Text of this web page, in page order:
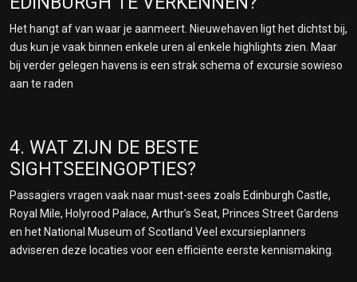
Het hangt af van waar je aanmeert. Nieuwehaven ligt het dichtst bij,
dus kun je vaak binnen enkele uren al enkele highlights zien. Maar
bij verder gelegen havens is een strak schema of excursie sowieso
aan te raden
4. WAT ZIJN DE BESTE
SIGHTSEEINGOPTIES?
Passagiers vragen vaak naar must-sees zoals Edinburgh Castle,
Royal Mile, Holyrood Palace, Arthur’s Seat, Princes Street Gardens
en het National Museum of Scotland Veel excursieplanners
adviseren deze locaties voor een efficiënte eerste kennismaking.